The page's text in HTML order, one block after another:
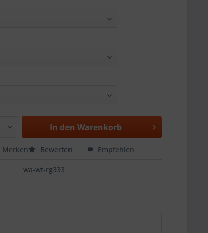
In den Warenkorb
Merken Bewerten Empfehlen
wa-wt-rg333